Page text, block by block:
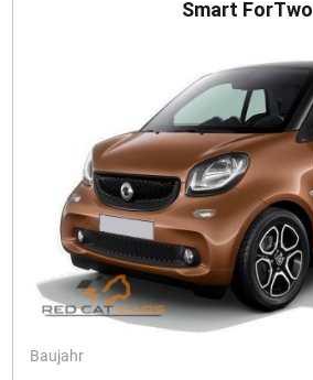
Smart ForTwo
Baujahr